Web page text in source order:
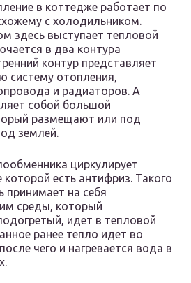
в коттедже работает по
с холодильником.
здесь выступает тепловой
в два контура
контур представляет
систему отопления,
и радиаторов. А
собой большой
размещают или под
землей.
циркулирует
есть антифриз. Такого
принимает на себя
среды, который
идет в тепловой
ранее тепло идет во
чего и нагревается вода в